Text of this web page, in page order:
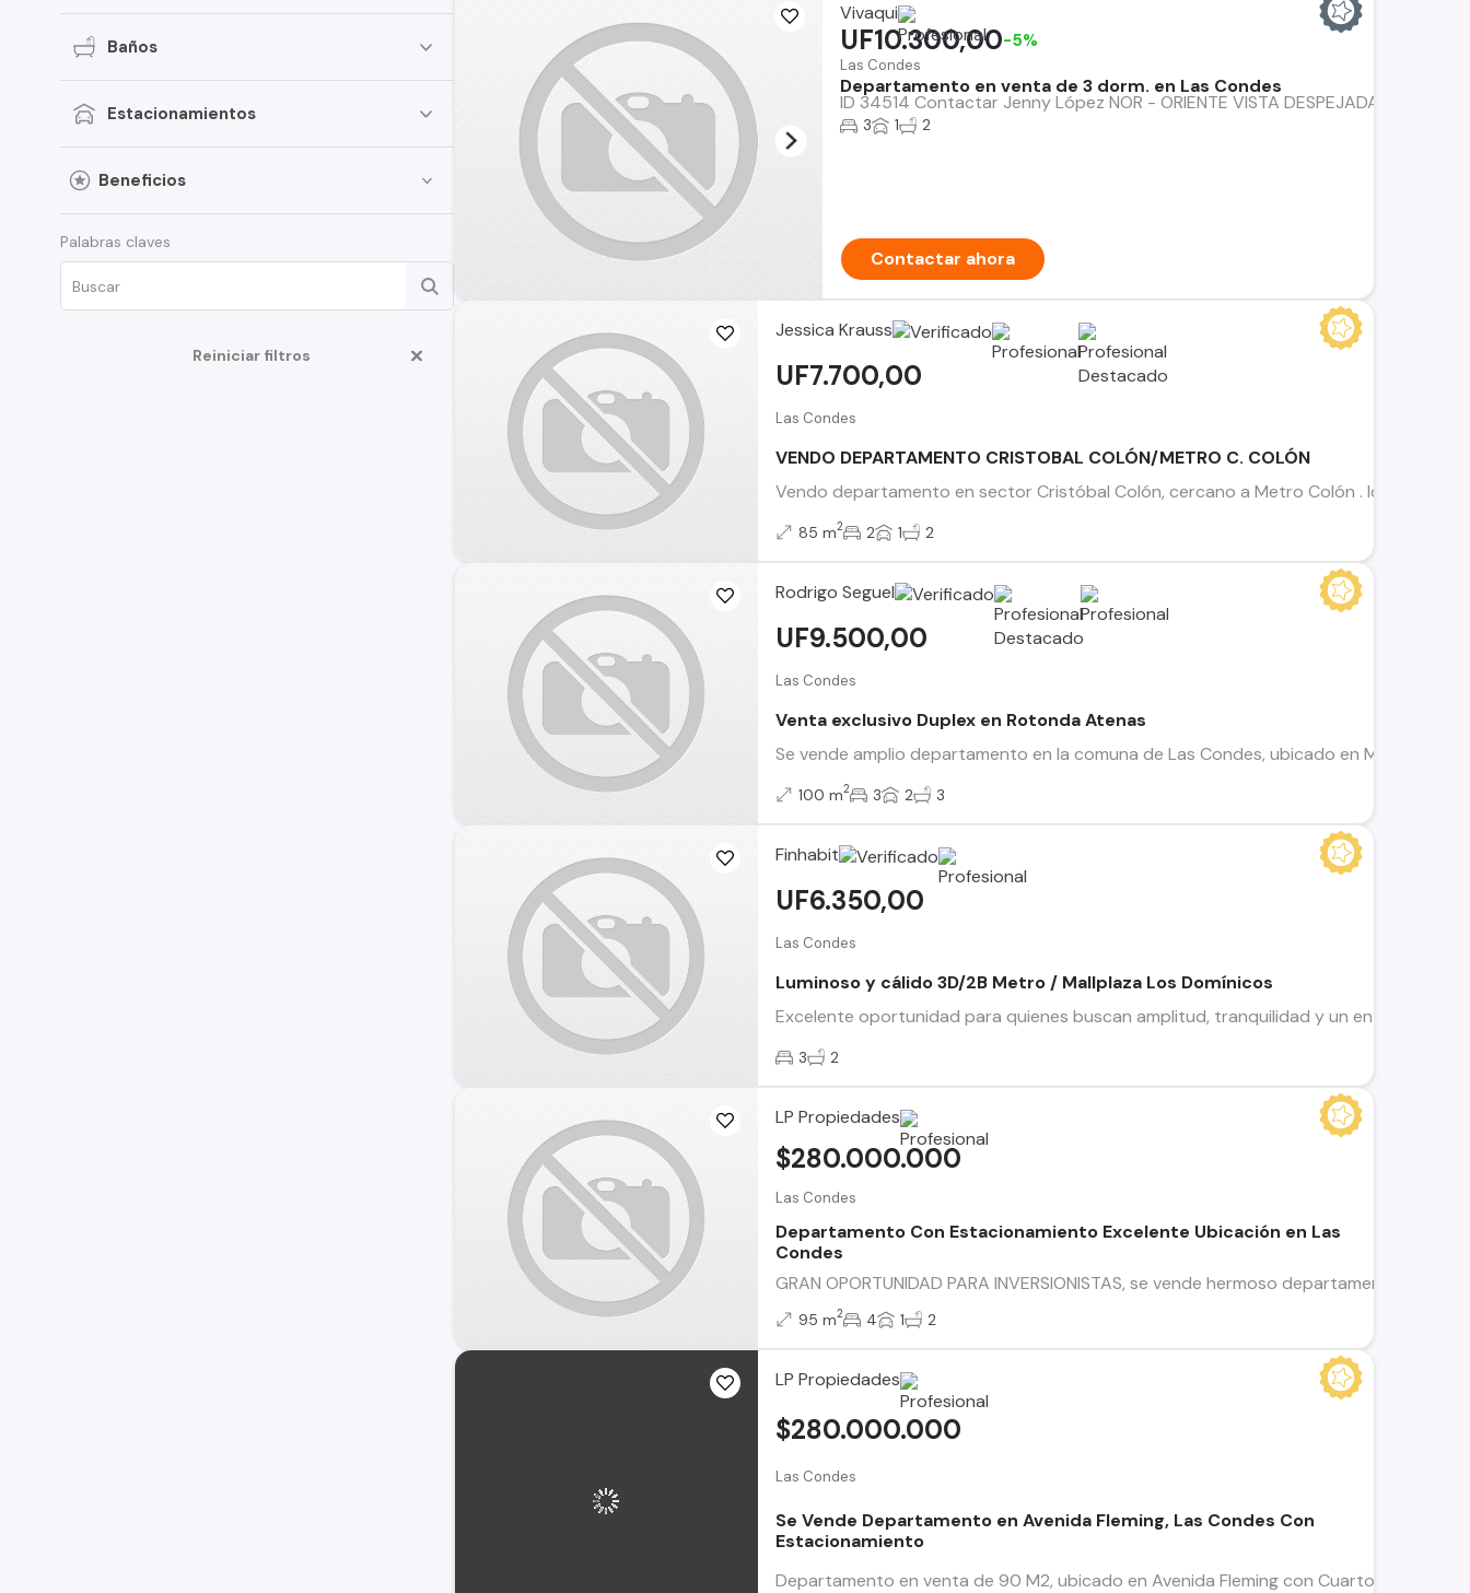
Baños
Estacionamientos
Beneficios
Palabras claves
Reiniciar filtros
Vivaqui
Las Condes
Departamento en venta de 3 dorm. en Las Condes
ID 34514 Contactar Jenny López NOR - ORIENTE VISTA DESPEJADA.
UF10.300,00-5%
3 1 2
Contactar ahora
Jessica Krauss
Las Condes
VENDO DEPARTAMENTO CRISTOBAL COLÓN/METRO C. COLÓN
Vendo departamento en sector Cristóbal Colón, cercano a Metro Colón . Ideal para
UF7.700,00
85 m2 2 1 2
Rodrigo Seguel
Las Condes
Venta exclusivo Duplex en Rotonda Atenas
Se vende amplio departamento en la comuna de Las Condes, ubicado en
UF9.500,00
100 m2 3 2 3
Finhabit
Las Condes
Luminoso y cálido 3D/2B Metro / Mallplaza Los Domínicos
Excelente oportunidad para quienes buscan amplitud, tranquilidad y un entorno
UF6.350,00
3 2
LP Propiedades
Las Condes
Departamento Con Estacionamiento Excelente Ubicación en Las
Condes
GRAN OPORTUNIDAD PARA INVERSIONISTAS, se vende hermoso departamento
$280.000.000
95 m2 4 1 2
LP Propiedades
Las Condes
Se Vende Departamento en Avenida Fleming, Las Condes Con
Estacionamiento
Departamento en venta de 90 M2, ubicado en Avenida Fleming con Cuarto
$280.000.000